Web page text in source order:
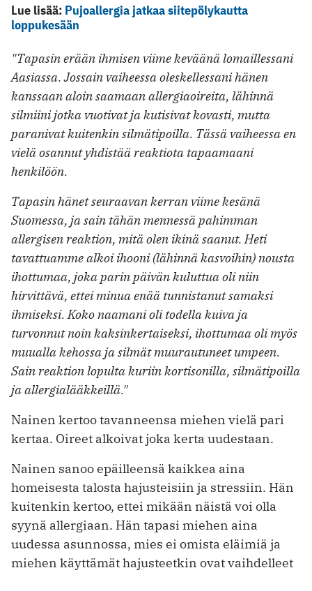
Lue lisää: Pujoallergia jatkaa siitepölykautta
loppukesään
"Tapasin erään ihmisen viime keväänä lomaillessani
Aasiassa. Jossain vaiheessa oleskellessani hänen
kanssaan aloin saamaan allergiaoireita, lähinnä
silmiini jotka vuotivat ja kutisivat kovasti, mutta
paranivat kuitenkin silmätipoilla. Tässä vaiheessa en
vielä osannut yhdistää reaktiota tapaamaani
henkilöön.
Tapasin hänet seuraavan kerran viime kesänä
Suomessa, ja sain tähän mennessä pahimman
allergisen reaktion, mitä olen ikinä saanut. Heti
tavattuamme alkoi ihooni (lähinnä kasvoihin) nousta
ihottumaa, joka parin päivän kuluttua oli niin
hirvittävä, ettei minua enää tunnistanut samaksi
ihmiseksi. Koko naamani oli todella kuiva ja
turvonnut noin kaksinkertaiseksi, ihottumaa oli myös
muualla kehossa ja silmät muurautuneet umpeen.
Sain reaktion lopulta kuriin kortisonilla, silmätipoilla
ja allergialääkkeillä."
Nainen kertoo tavanneensa miehen vielä pari
kertaa. Oireet alkoivat joka kerta uudestaan.
Nainen sanoo epäilleensä kaikkea aina
homeisesta talosta hajusteisiin ja stressiin. Hän
kuitenkin kertoo, ettei mikään näistä voi olla
syynä allergiaan. Hän tapasi miehen aina
uudessa asunnossa, mies ei omista eläimiä ja
miehen käyttämät hajusteetkin ovat vaihdelleet